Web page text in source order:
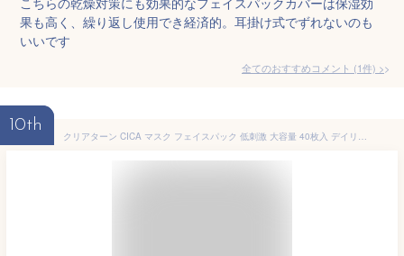
果も高く、繰り返し使用でき経済的。耳掛け式でずれないのも
いいです
全てのおすすめコメント (1件) >
10th
クリアターン CICA マスク フェイスパック 低刺激 大容量 40枚入 デイリー ケア マスク コーセー cica パック シカ ぱっく 乾燥肌 ニキビ跡 肌荒れ 保湿 保水 毛穴